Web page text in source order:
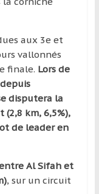
aux 3e et
vallonnés
finale. Lors de
disputera la
km, 6,5%),
de leader en
Al Sifah et
, sur un circuit